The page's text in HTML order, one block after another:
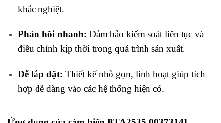
khắc nghiệt.
Phản hồi nhanh: Đảm bảo kiểm soát liên tục và
điều chỉnh kịp thời trong quá trình sản xuất.
Dễ lắp đặt: Thiết kế nhỏ gọn, linh hoạt giúp tích
hợp dễ dàng vào các hệ thống hiện có.